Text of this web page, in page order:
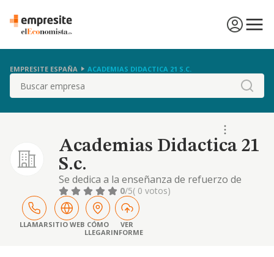
EMPRESITE ESPAÑA ACADEMIAS DIDACTICA 21 S.C.
Buscar
Academias Didactica 21
S.c.
Se dedica a la enseñanza de refuerzo de
todo tipo de materias incluidos idiomas
0/5( 0 votos)
LLAMARSITIO WEB CÓMO
LLEGAR
VER
INFORME